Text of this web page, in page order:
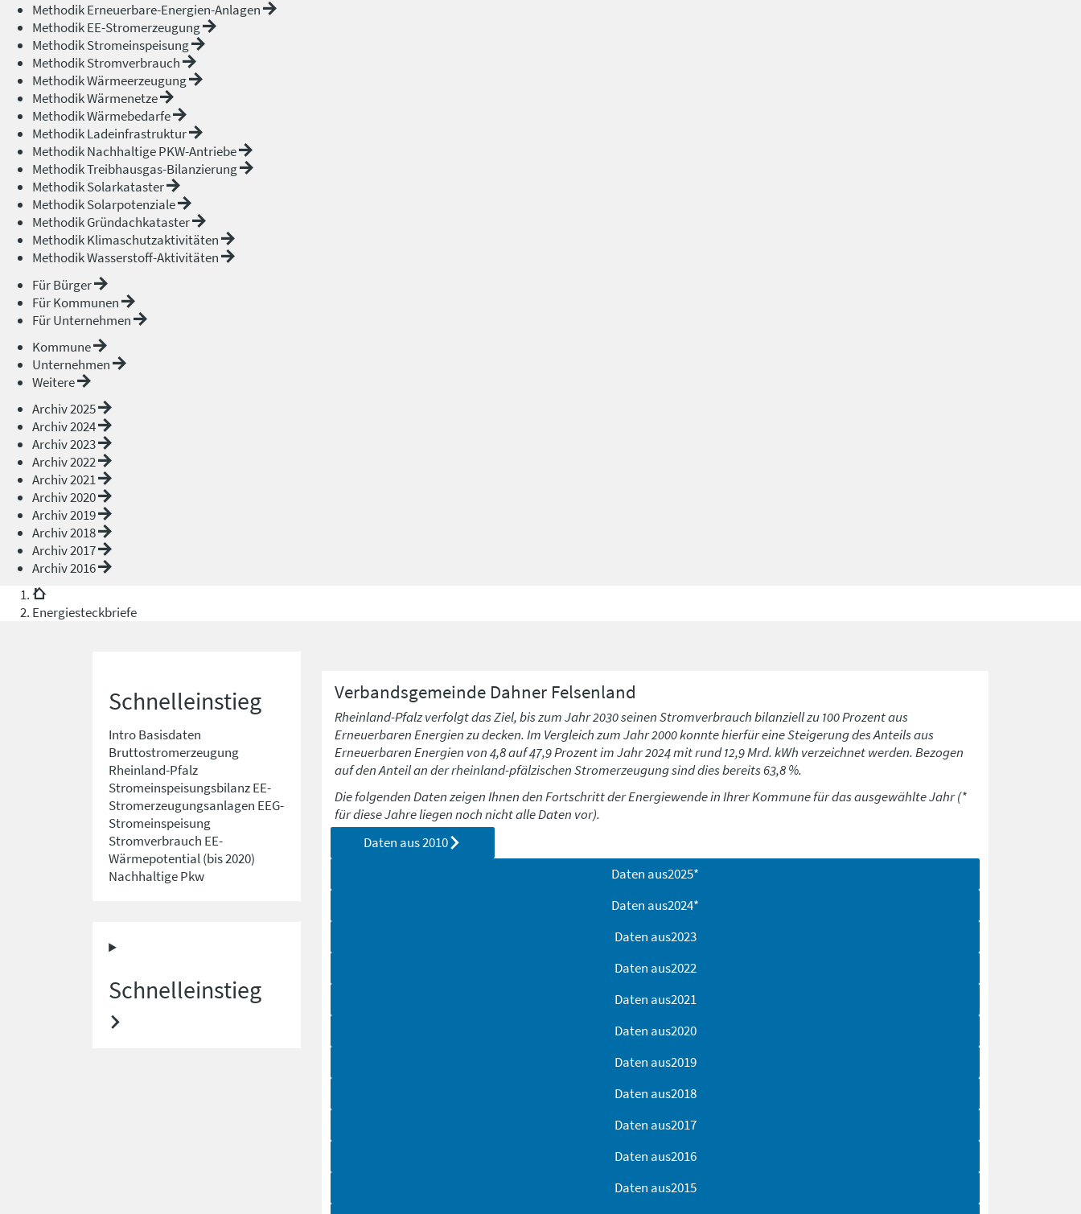
Methodik Erneuerbare-Energien-Anlagen
Methodik EE-Stromerzeugung
Methodik Stromeinspeisung
Methodik Stromverbrauch
Methodik Wärmeerzeugung
Methodik Wärmenetze
Methodik Wärmebedarfe
Methodik Ladeinfrastruktur
Methodik Nachhaltige PKW-Antriebe
Methodik Treibhausgas-Bilanzierung
Methodik Solarkataster
Methodik Solarpotenziale
Methodik Gründachkataster
Methodik Klimaschutzaktivitäten
Methodik Wasserstoff-Aktivitäten
Für Bürger
Für Kommunen
Für Unternehmen
Kommune
Unternehmen
Weitere
Archiv 2025
Archiv 2024
Archiv 2023
Archiv 2022
Archiv 2021
Archiv 2020
Archiv 2019
Archiv 2018
Archiv 2017
Archiv 2016
Energiesteckbriefe
Schnelleinstieg
IntroBasisdaten
Bruttostromerzeugung
Rheinland-Pfalz
StromeinspeisungsbilanzEE-
Stromerzeugungsanlagen EEG-
Stromeinspeisung
Stromverbrauch EE-
Wärmepotential (bis 2020)
Nachhaltige Pkw
Schnelleinstieg
Verbandsgemeinde Dahner Felsenland
Rheinland-Pfalz verfolgt das Ziel, bis zum Jahr 2030 seinen Stromverbrauch bilanziell zu 100 Prozent aus
Erneuerbaren Energien zu decken. Im Vergleich zum Jahr 2000 konnte hierfür eine Steigerung des Anteils aus
Erneuerbaren Energien von 4,8 auf 47,9 Prozent im Jahr 2024 mit rund 12,9 Mrd. kWh verzeichnet werden. Bezogen
auf den Anteil an der rheinland-pfälzischen Stromerzeugung sind dies bereits 63,8 %.
Die folgenden Daten zeigen Ihnen den Fortschritt der Energiewende in Ihrer Kommune für das ausgewählte Jahr (*
für diese Jahre liegen noch nicht alle Daten vor).
Daten aus2010
Daten aus2025*
Daten aus2024*
Daten aus2023
Daten aus2022
Daten aus2021
Daten aus2020
Daten aus2019
Daten aus2018
Daten aus2017
Daten aus2016
Daten aus2015